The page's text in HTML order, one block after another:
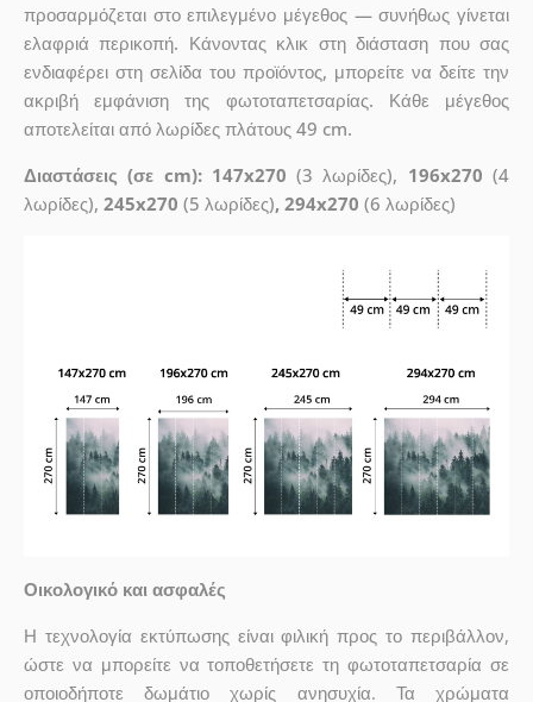
προσαρμόζεται στο επιλεγμένο μέγεθος — συνήθως γίνεται
ελαφριά περικοπή. Κάνοντας κλικ στη διάσταση που σας
ενδιαφέρει στη σελίδα του προϊόντος, μπορείτε να δείτε την
ακριβή εμφάνιση της φωτοταπετσαρίας. Κάθε μέγεθος
αποτελείται από λωρίδες πλάτους 49 cm.
Διαστάσεις (σε cm): 147x270 (3 λωρίδες), 196x270 (4
λωρίδες), 245x270 (5 λωρίδες), 294x270 (6 λωρίδες)
Οικολογικό και ασφαλές
Η τεχνολογία εκτύπωσης είναι φιλική προς το περιβάλλον,
ώστε να μπορείτε να τοποθετήσετε τη φωτοταπετσαρία σε
οποιοδήποτε δωμάτιο χωρίς ανησυχία. Τα χρώματα